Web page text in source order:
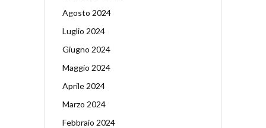
Agosto 2024
Luglio 2024
Giugno 2024
Maggio 2024
Aprile 2024
Marzo 2024
Febbraio 2024